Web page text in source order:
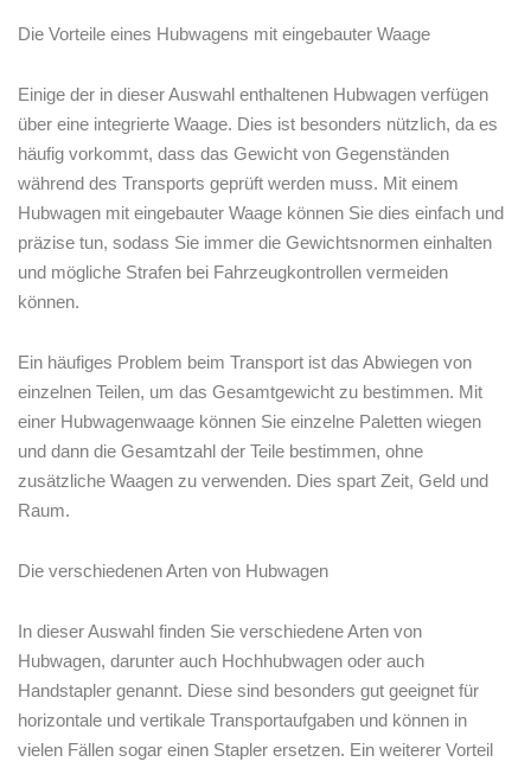
Die Vorteile eines Hubwagens mit eingebauter ​Waage
Einige der in dieser Auswahl enthaltenen Hubwagen verfügen
über ‍eine integrierte​ Waage. Dies ist besonders nützlich,⁤ da es
häufig vorkommt, dass das Gewicht von Gegenständen
während des Transports geprüft werden muss. Mit einem
Hubwagen mit⁤ eingebauter Waage können Sie dies einfach und
präzise tun, sodass Sie immer die Gewichtsnormen einhalten
und ‍mögliche Strafen bei Fahrzeugkontrollen vermeiden
können.
Ein häufiges Problem beim Transport ist das Abwiegen von
einzelnen Teilen, um das Gesamtgewicht zu bestimmen. Mit
einer Hubwagenwaage können Sie einzelne Paletten wiegen
und dann die Gesamtzahl der ⁤Teile‌ bestimmen, ohne
zusätzliche Waagen zu verwenden. Dies ‍spart Zeit, Geld und
Raum.
Die verschiedenen Arten von Hubwagen
In dieser Auswahl finden Sie verschiedene ‌Arten von
Hubwagen, darunter auch Hochhubwagen oder auch
Handstapler genannt. Diese sind‌ besonders ⁤gut geeignet für
horizontale und vertikale Transportaufgaben und können in
vielen Fällen ⁤sogar einen Stapler ersetzen. Ein weiterer Vorteil​